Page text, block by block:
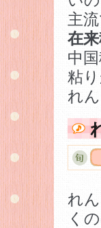
主流
在
中
粘
れ
れ
く